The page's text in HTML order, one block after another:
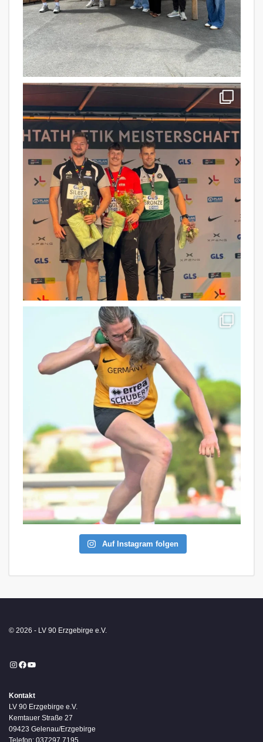
Auf Instagram folgen
© 2026 - LV 90 Erzgebirge e.V.
Instagram
Facebook
YouTube
Kontakt
LV 90 Erzgebirge e.V.
Kemtauer Straße 27
09423 Gelenau/Erzgebirge